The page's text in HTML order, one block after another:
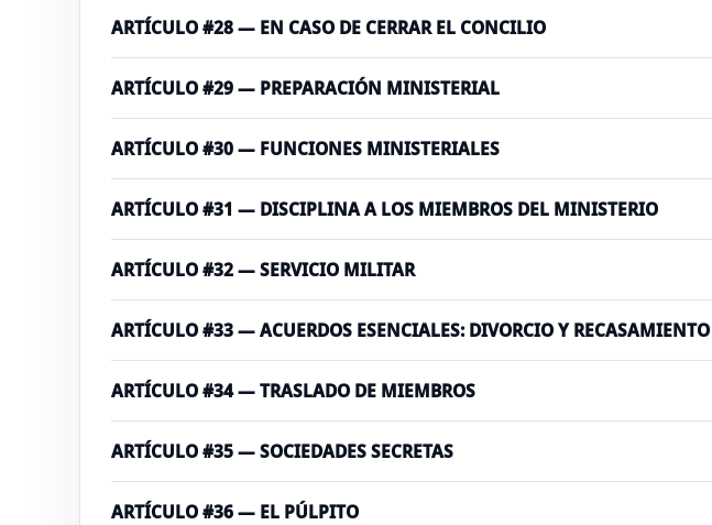
ARTÍCULO #28 — EN CASO DE CERRAR EL CONCILIO
ARTÍCULO #29 — PREPARACIÓN MINISTERIAL
ARTÍCULO #30 — FUNCIONES MINISTERIALES
ARTÍCULO #31 — DISCIPLINA A LOS MIEMBROS DEL MINISTERIO
ARTÍCULO #32 — SERVICIO MILITAR
ARTÍCULO #33 — ACUERDOS ESENCIALES: DIVORCIO Y RECASAMIENTO
ARTÍCULO #34 — TRASLADO DE MIEMBROS
ARTÍCULO #35 — SOCIEDADES SECRETAS
ARTÍCULO #36 — EL PÚLPITO